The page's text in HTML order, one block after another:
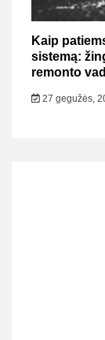
Kaip
sistemą:
remonto
27 gegužės,